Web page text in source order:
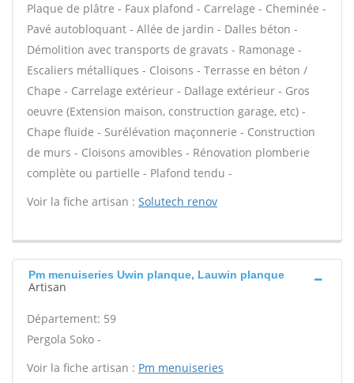
Plaque de plâtre - Faux plafond - Carrelage - Cheminée -
Pavé autobloquant - Allée de jardin - Dalles béton -
Démolition avec transports de gravats - Ramonage -
Escaliers métalliques - Cloisons - Terrasse en béton /
Chape - Carrelage extérieur - Dallage extérieur - Gros
oeuvre (Extension maison, construction garage, etc) -
Chape fluide - Surélévation maçonnerie - Construction
de murs - Cloisons amovibles - Rénovation plomberie
complète ou partielle - Plafond tendu -
Voir la fiche artisan : Solutech renov
Pm menuiseries Uwin planque, Lauwin planque
Artisan
Département: 59
Pergola Soko -
Voir la fiche artisan : Pm menuiseries